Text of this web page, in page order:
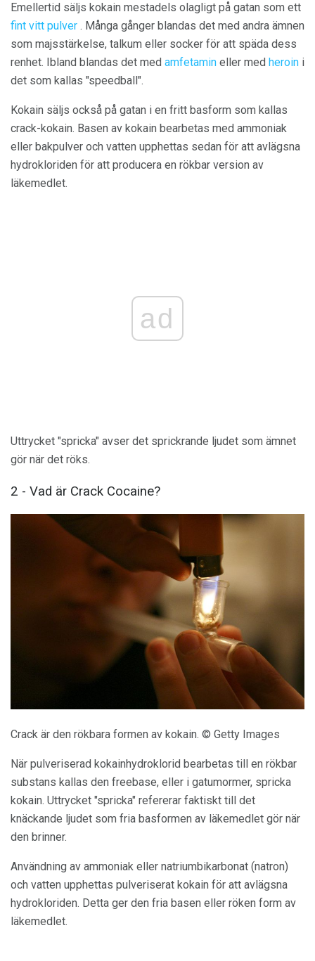
Emellertid säljs kokain mestadels olagligt på gatan som ett
fint vitt pulver . Många gånger blandas det med andra ämnen
som majsstärkelse, talkum eller socker för att späda dess
renhet. Ibland blandas det med amfetamin eller med heroin i
det som kallas "speedball".
Kokain säljs också på gatan i en fritt basform som kallas
crack-kokain. Basen av kokain bearbetas med ammoniak
eller bakpulver och vatten upphettas sedan för att avlägsna
hydrokloriden för att producera en rökbar version av
läkemedlet.
ad
Uttrycket "spricka" avser det sprickrande ljudet som ämnet
gör när det röks.
2 - Vad är Crack Cocaine?
Crack är den rökbara formen av kokain. © Getty Images
När pulveriserad kokainhydroklorid bearbetas till en rökbar
substans kallas den freebase, eller i gatumormer, spricka
kokain. Uttrycket "spricka" refererar faktiskt till det
knäckande ljudet som fria basformen av läkemedlet gör när
den brinner.
Användning av ammoniak eller natriumbikarbonat (natron)
och vatten upphettas pulveriserat kokain för att avlägsna
hydrokloriden. Detta ger den fria basen eller röken form av
läkemedlet.